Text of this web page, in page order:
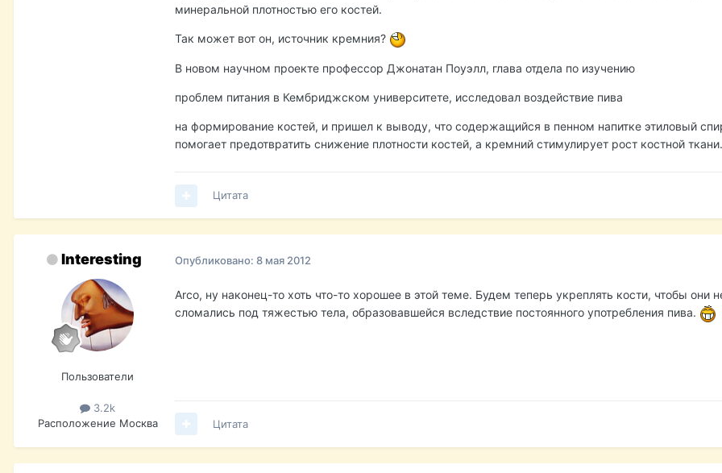
минеральной плотностью его костей.
Так может вот он, источник кремния?
В новом научном проекте профессор Джонатан Поуэлл, глава отдела по изучению
проблем питания в Кембриджском университете, исследовал воздействие пива
на формирование костей, и пришел к выводу, что содержащийся в пенном напитке этиловый
помогает предотвратить снижение плотности костей, а кремний стимулирует рост костной
Цитата
Interesting
Пользователи
3.2k
Расположение Москва
Опубликовано: 8 мая 2012
Arco, ну наконец-то хоть что-то хорошее в этой теме. Будем теперь укреплять кости, чтобы они
сломались под тяжестью тела, образовавшейся вследствие постоянного употребления пива.
Цитата